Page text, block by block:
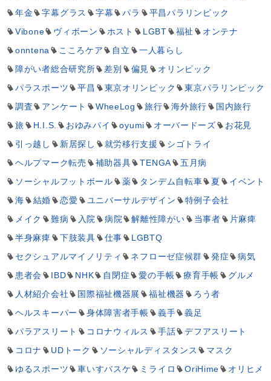
年金
字幕グラス 字幕 パラ
平昌パラリンピック
Vibone
ヴィボーン ホスト LGBT 福祉
オンテナ
onntena
こころケア 自立
一人暮らし
障がい者総合研究所
差別 偏見
オリンピック
パラスポーツ
平昌 東京オリンピック
東京パラリンピック
調査
アンケート WheeLog 旅行 海外旅行
国内旅行
旅
H.I.S. おゆみパイ oyumi オーバードーズ
お花見
引っ越し
新居探し 就労移行支援
シゴトライ
ヘルプマーク転売
補助器具 TENGA
五月病
ソーシャルフットボール
薬 タンデム自転車 夏
イベント
海
結婚 恋愛 ユニバーサルデザイン
特例子会社
メイク
難病 入院 病院 解離性障がい 当事者
片麻痺
半身麻痺
下肢装具 仕事
LGBTQ
セクシュアルマイノリティ
ネフローゼ症候群 発症
病気
患者会
IBD NHK 自閉症 愛の手帳 療育手帳
グルメ
人材紹介会社
国際福祉機器展 福祉機器
ろう者
ヘルスキーパー
身体障害者手帳 義手
義足
パラアスリート
コロナウィルス 手話
デフアスリート
コロナ
UDトーク ソーシャルディスタンス
マスク
ゆるスポーツ
車いすバスケ ミライロ OriHime
オリヒメ